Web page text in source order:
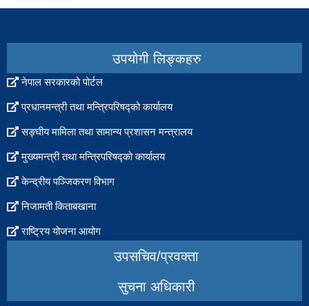
set
उपयोगी लिङ्कहरु
नेपाल सरकारको पोर्टल
प्रधानमन्त्री तथा मन्त्रिपरिषद्को कार्यालय
सङ्घीय मामिला तथा सामान्य प्रशासन मन्त्रालय
मुख्यमन्त्री तथा मन्त्रिपरिषद्को कार्यालय
केन्द्रीय पञ्जिकरण विभाग
निजामती किताबखाना
राष्ट्रिय योजना आयोग
उपसचिव/प्रवक्ता
सुचना अधिकारी